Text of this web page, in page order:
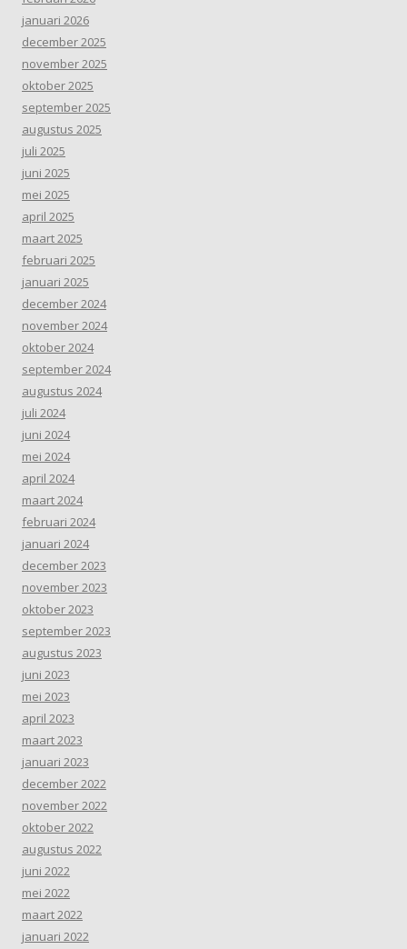
januari 2026
december 2025
november 2025
oktober 2025
september 2025
augustus 2025
juli 2025
juni 2025
mei 2025
april 2025
maart 2025
februari 2025
januari 2025
december 2024
november 2024
oktober 2024
september 2024
augustus 2024
juli 2024
juni 2024
mei 2024
april 2024
maart 2024
februari 2024
januari 2024
december 2023
november 2023
oktober 2023
september 2023
augustus 2023
juni 2023
mei 2023
april 2023
maart 2023
januari 2023
december 2022
november 2022
oktober 2022
augustus 2022
juni 2022
mei 2022
maart 2022
januari 2022